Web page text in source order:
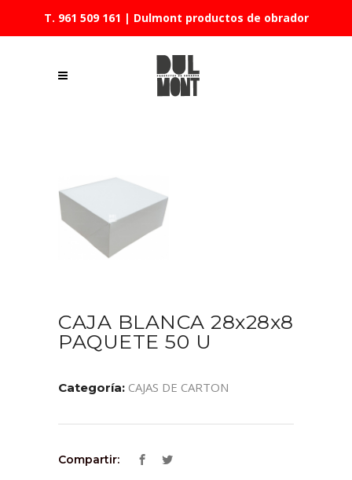
T. 961 509 161 | Dulmont productos de obrador
CAJA BLANCA 28x28x8
PAQUETE 50 U
Categoría: CAJAS DE CARTON
Compartir: